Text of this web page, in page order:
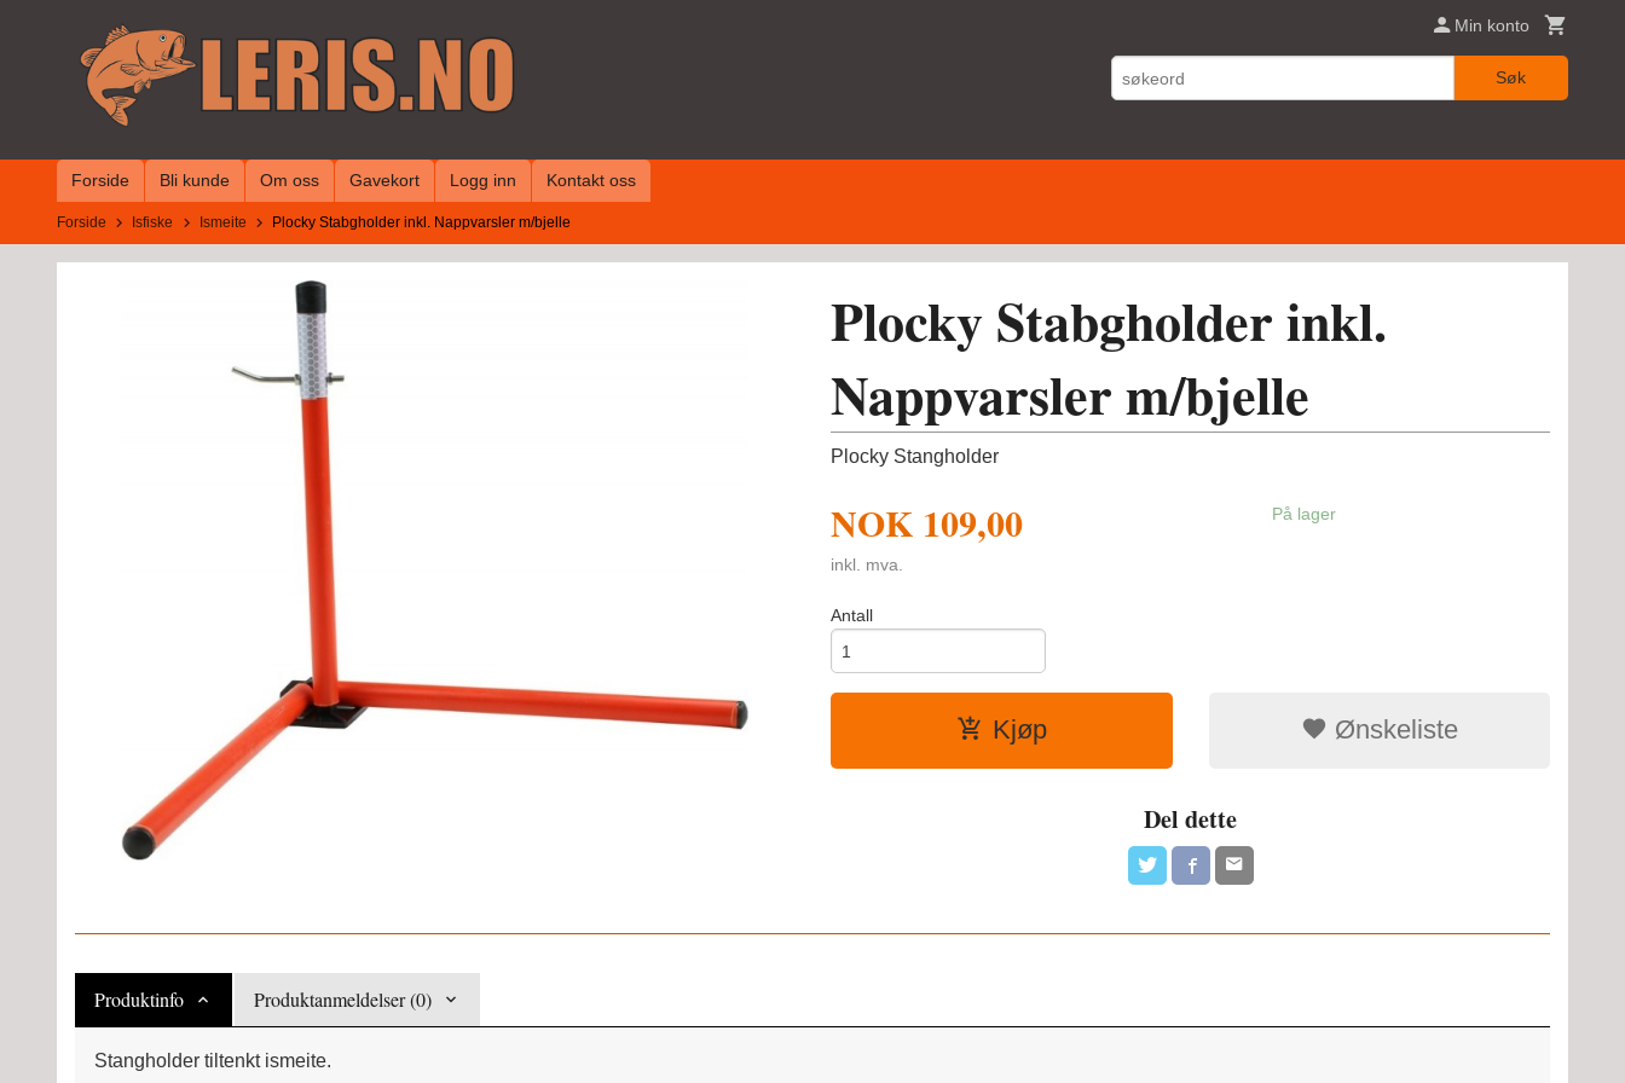
Min konto
Søk
Forside Bli kunde Om oss Gavekort Logg inn Kontakt oss
Forside Isfiske Ismeite Plocky Stabgholder inkl. Nappvarsler m/bjelle
Plocky Stabgholder inkl.
Nappvarsler m/bjelle
Plocky Stangholder
NOK 109,00
inkl. mva.
På lager
Antall
Kjøp Ønskeliste
Del dette
Produktinfo Produktanmeldelser (0)
Stangholder tiltenkt ismeite.